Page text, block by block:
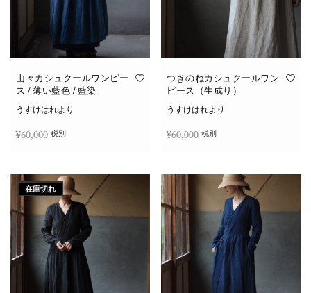
山々カシュクールワンピー
ス / 薄い藍色 / 藍染
うすけはれより
¥60,000 税別
つきのねカシュクールワン
ピース（生成り）
うすけはれより
¥60,000 税別
在庫切れ